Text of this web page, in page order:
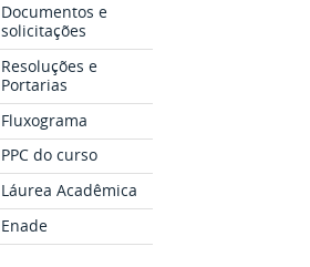
Documentos e
solicitações
Resoluções e
Portarias
Fluxograma
PPC do curso
Láurea Acadêmica
Enade